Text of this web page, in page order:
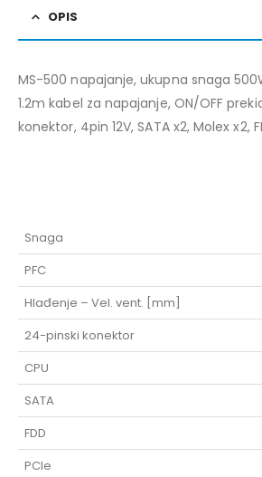
OPIS
MS-500 napajanje, ukupna snaga
1.2m kabel za napajanje, ON/OFF
konektor, 4pin 12V, SATA x2, Molex x2,
Snaga
PFC
Hlađenje – Vel. vent. [mm]
24-pinski konektor
CPU
SATA
FDD
PCIe